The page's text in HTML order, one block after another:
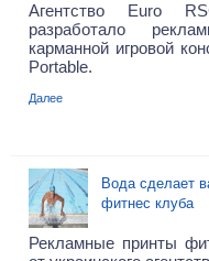
Агентство Euro
разработало
карманной игровой
Portable.
Далее
Вода сделает
фитнес клуба
Рекламные принты